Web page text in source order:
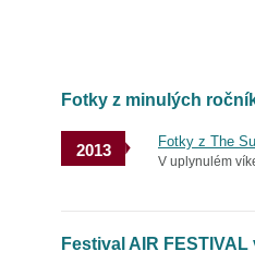
Fotky z minulých
2013 Fotky z The
V uplynulém
Festival AIR